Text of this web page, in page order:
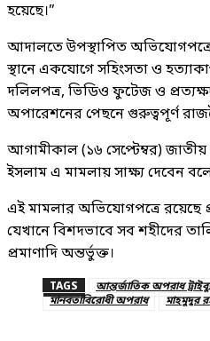
হয়েছে।”
আদালতে উপস্থাপিত অভিযোগপত্রে
স্থানে একযোগে সহিংসতা ও
দলিলপত্র, ভিডিও ফুটেজ ও
অপারেশনের পেছনে গুরুত্বপূর্ণ
আগামীকাল (১৬ সেপ্টেম্বর) জাতীয়
ইসলাম এ মামলায় সাক্ষ্য দেবেন
এই মামলার অভিযোগপত্রে রয়েছে
যেখানে বিশদভাবে সব শহীদের
প্রমাণাদি অন্তর্ভুক্ত।
TAGS আন্তর্জাতিক অপরাধ
মানবতাবিরোধী অপরাধ
মাহমুদুর